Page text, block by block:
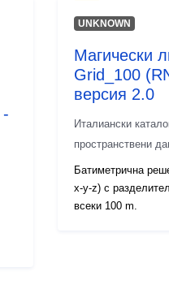
UNKNOWN
Магически
Grid_100
версия 2.0
Италиански
пространствени
Батиметрична
x-y-z) с
всеки 100 m.